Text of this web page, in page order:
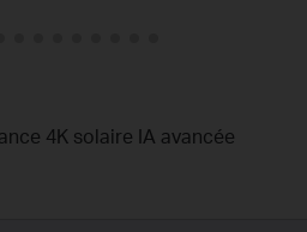
4K solaire IA avancée